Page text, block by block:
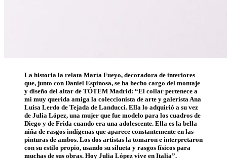
La historia la relata María Fueyo, decoradora de interiores
que, junto con Daniel Espinosa, se ha hecho cargo del montaje
y diseño del altar de TÓTEM Madrid: “El collar pertenece a
mi muy querida amiga la coleccionista de arte y galerista Ana
Luisa Lerdo de Tejada de Landucci. Ella lo adquirió a su vez
de Julia López, una mujer que fue modelo para los cuadros de
Diego y de Frida cuando era una adolescente. Ella es la bella
niña de rasgos indígenas que aparece constantemente en las
pinturas de ambos. Los dos artistas la tomaron e interpretaron
con su estilo propio, usando su silueta y rasgos físicos para
muchas de sus obras. Hoy Julia López vive en Italia”.